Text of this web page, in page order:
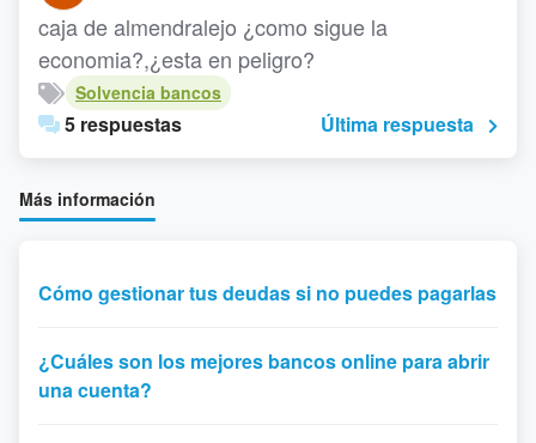
caja de almendralejo ¿como sigue la
economia?,¿esta en peligro?
Solvencia bancos
5 respuestas Última respuesta
Más información
Cómo gestionar tus deudas si no puedes pagarlas
¿Cuáles son los mejores bancos online para abrir
una cuenta?